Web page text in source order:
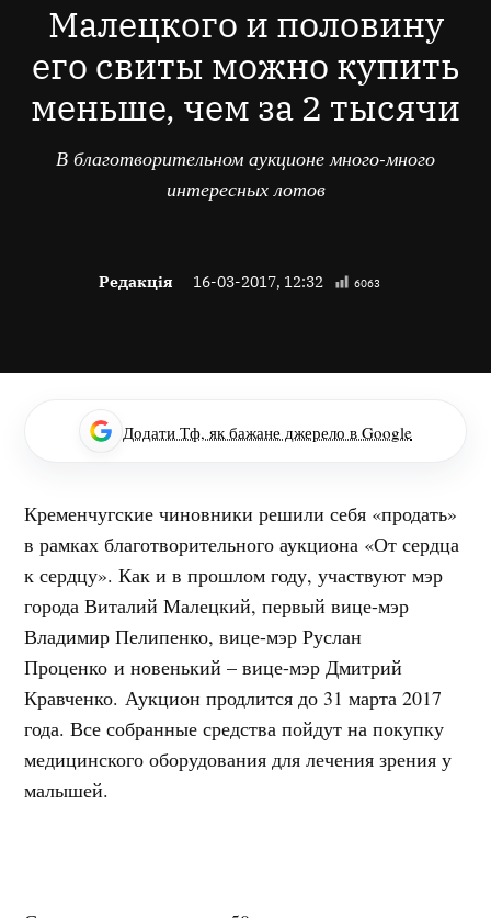
Малецкого и половину
его свиты можно купить
меньше, чем за 2 тысячи
В благотворительном аукционе много-много
интересных лотов
Редакція 16-03-2017, 12:32 6063
Додати Тф, як бажане джерело в Google
Кременчугские чиновники решили себя «продать»
в рамках благотворительного аукциона «От сердца
к сердцу». Как и в прошлом году, участвуют мэр
города Виталий Малецкий, первый вице-мэр
Владимир Пелипенко, вице-мэр Руслан
Проценко и новенький – вице-мэр Дмитрий
Кравченко. Аукцион продлится до 31 марта 2017
года. Все собранные средства пойдут на покупку
медицинского оборудования для лечения зрения у
малышей.